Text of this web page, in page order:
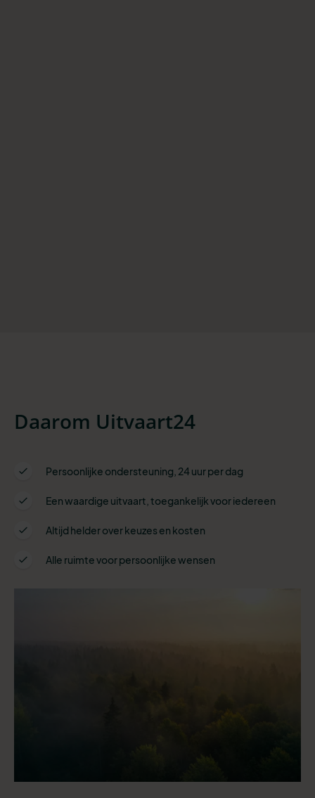
Daarom Uitvaart24
Persoonlijke ondersteuning, 24 uur per dag
Een waardige uitvaart, toegankelijk voor iedereen
Altijd helder over keuzes en kosten
Alle ruimte voor persoonlijke wensen